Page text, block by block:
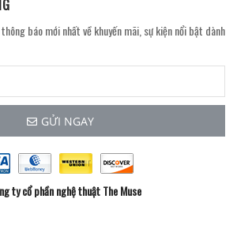
báo mới nhất về khuyến mãi, sự kiện nổi bật dành
GỬI NGAY
ty cổ phần nghệ thuật The Muse